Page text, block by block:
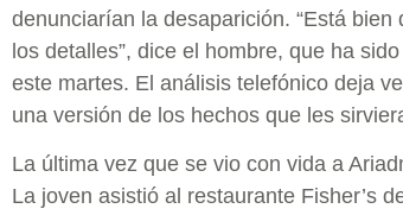
denunciarían la desaparición. “Está
los detalles”, dice el hombre, que ha
este martes. El análisis telefónico deja
una versión de los hechos que les
La última vez que se vio con vida a
La joven asistió al restaurante Fisher’s